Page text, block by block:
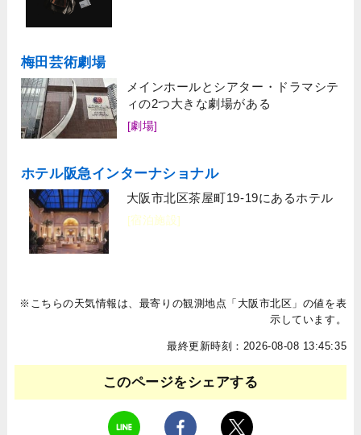
梅田芸術劇場
メインホールとシアター・ドラマシテ
ィの2つ大きな劇場がある
[劇場]
ホテル阪急インターナショナル
大阪市北区茶屋町19-19にあるホテル
[宿泊施設]
※こちらの天気情報は、最寄りの観測地点「大阪市北区」の値を表
示しています。
最終更新時刻：2026-08-08 13:45:35
このページをシェアする